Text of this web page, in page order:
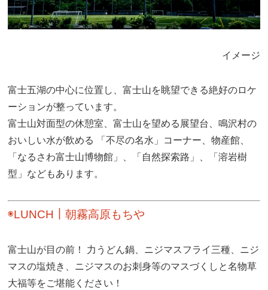
イメージ
富士五湖の中心に位置し、富士山を眺望できる絶好のロケ
ーションが整っています。
富士山対面型の休憩室、富士山を望める展望台、鳴沢村の
おいしい水が飲める 「不尽の名水」コーナー、物産館、
「なるさわ富士山博物館」、「自然探索路」、「溶岩樹
型」などもあります。
◉LUNCH｜朝霧高原もちや
富士山が目の前 ！ 力うどん鍋、ニジマスフライ三種、ニジ
マスの塩焼き、ニジマスのお刺身等のマスづくしと名物草
大福等をご堪能ください！